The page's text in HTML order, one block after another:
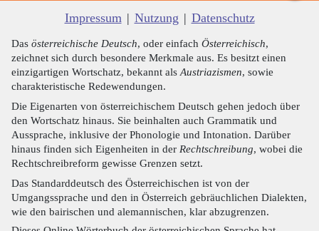
Impressum | Nutzung | Datenschutz
Das österreichische Deutsch, oder einfach Österreichisch,
zeichnet sich durch besondere Merkmale aus. Es besitzt einen
einzigartigen Wortschatz, bekannt als Austriazismen, sowie
charakteristische Redewendungen.
Die Eigenarten von österreichischem Deutsch gehen jedoch über
den Wortschatz hinaus. Sie beinhalten auch Grammatik und
Aussprache, inklusive der Phonologie und Intonation. Darüber
hinaus finden sich Eigenheiten in der Rechtschreibung, wobei die
Rechtschreibreform gewisse Grenzen setzt.
Das Standarddeutsch des Österreichischen ist von der
Umgangssprache und den in Österreich gebräuchlichen Dialekten,
wie den bairischen und alemannischen, klar abzugrenzen.